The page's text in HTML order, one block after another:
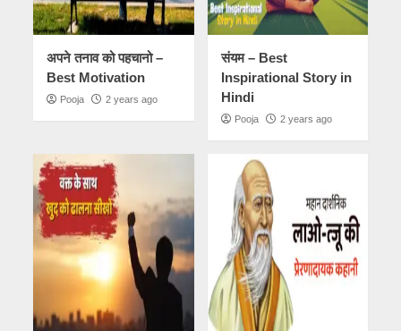
अपने तनाव को पहचानो –
Best Motivation
Pooja 2 years ago
संयम – Best
Inspirational Story in
Hindi
Pooja 2 years ago